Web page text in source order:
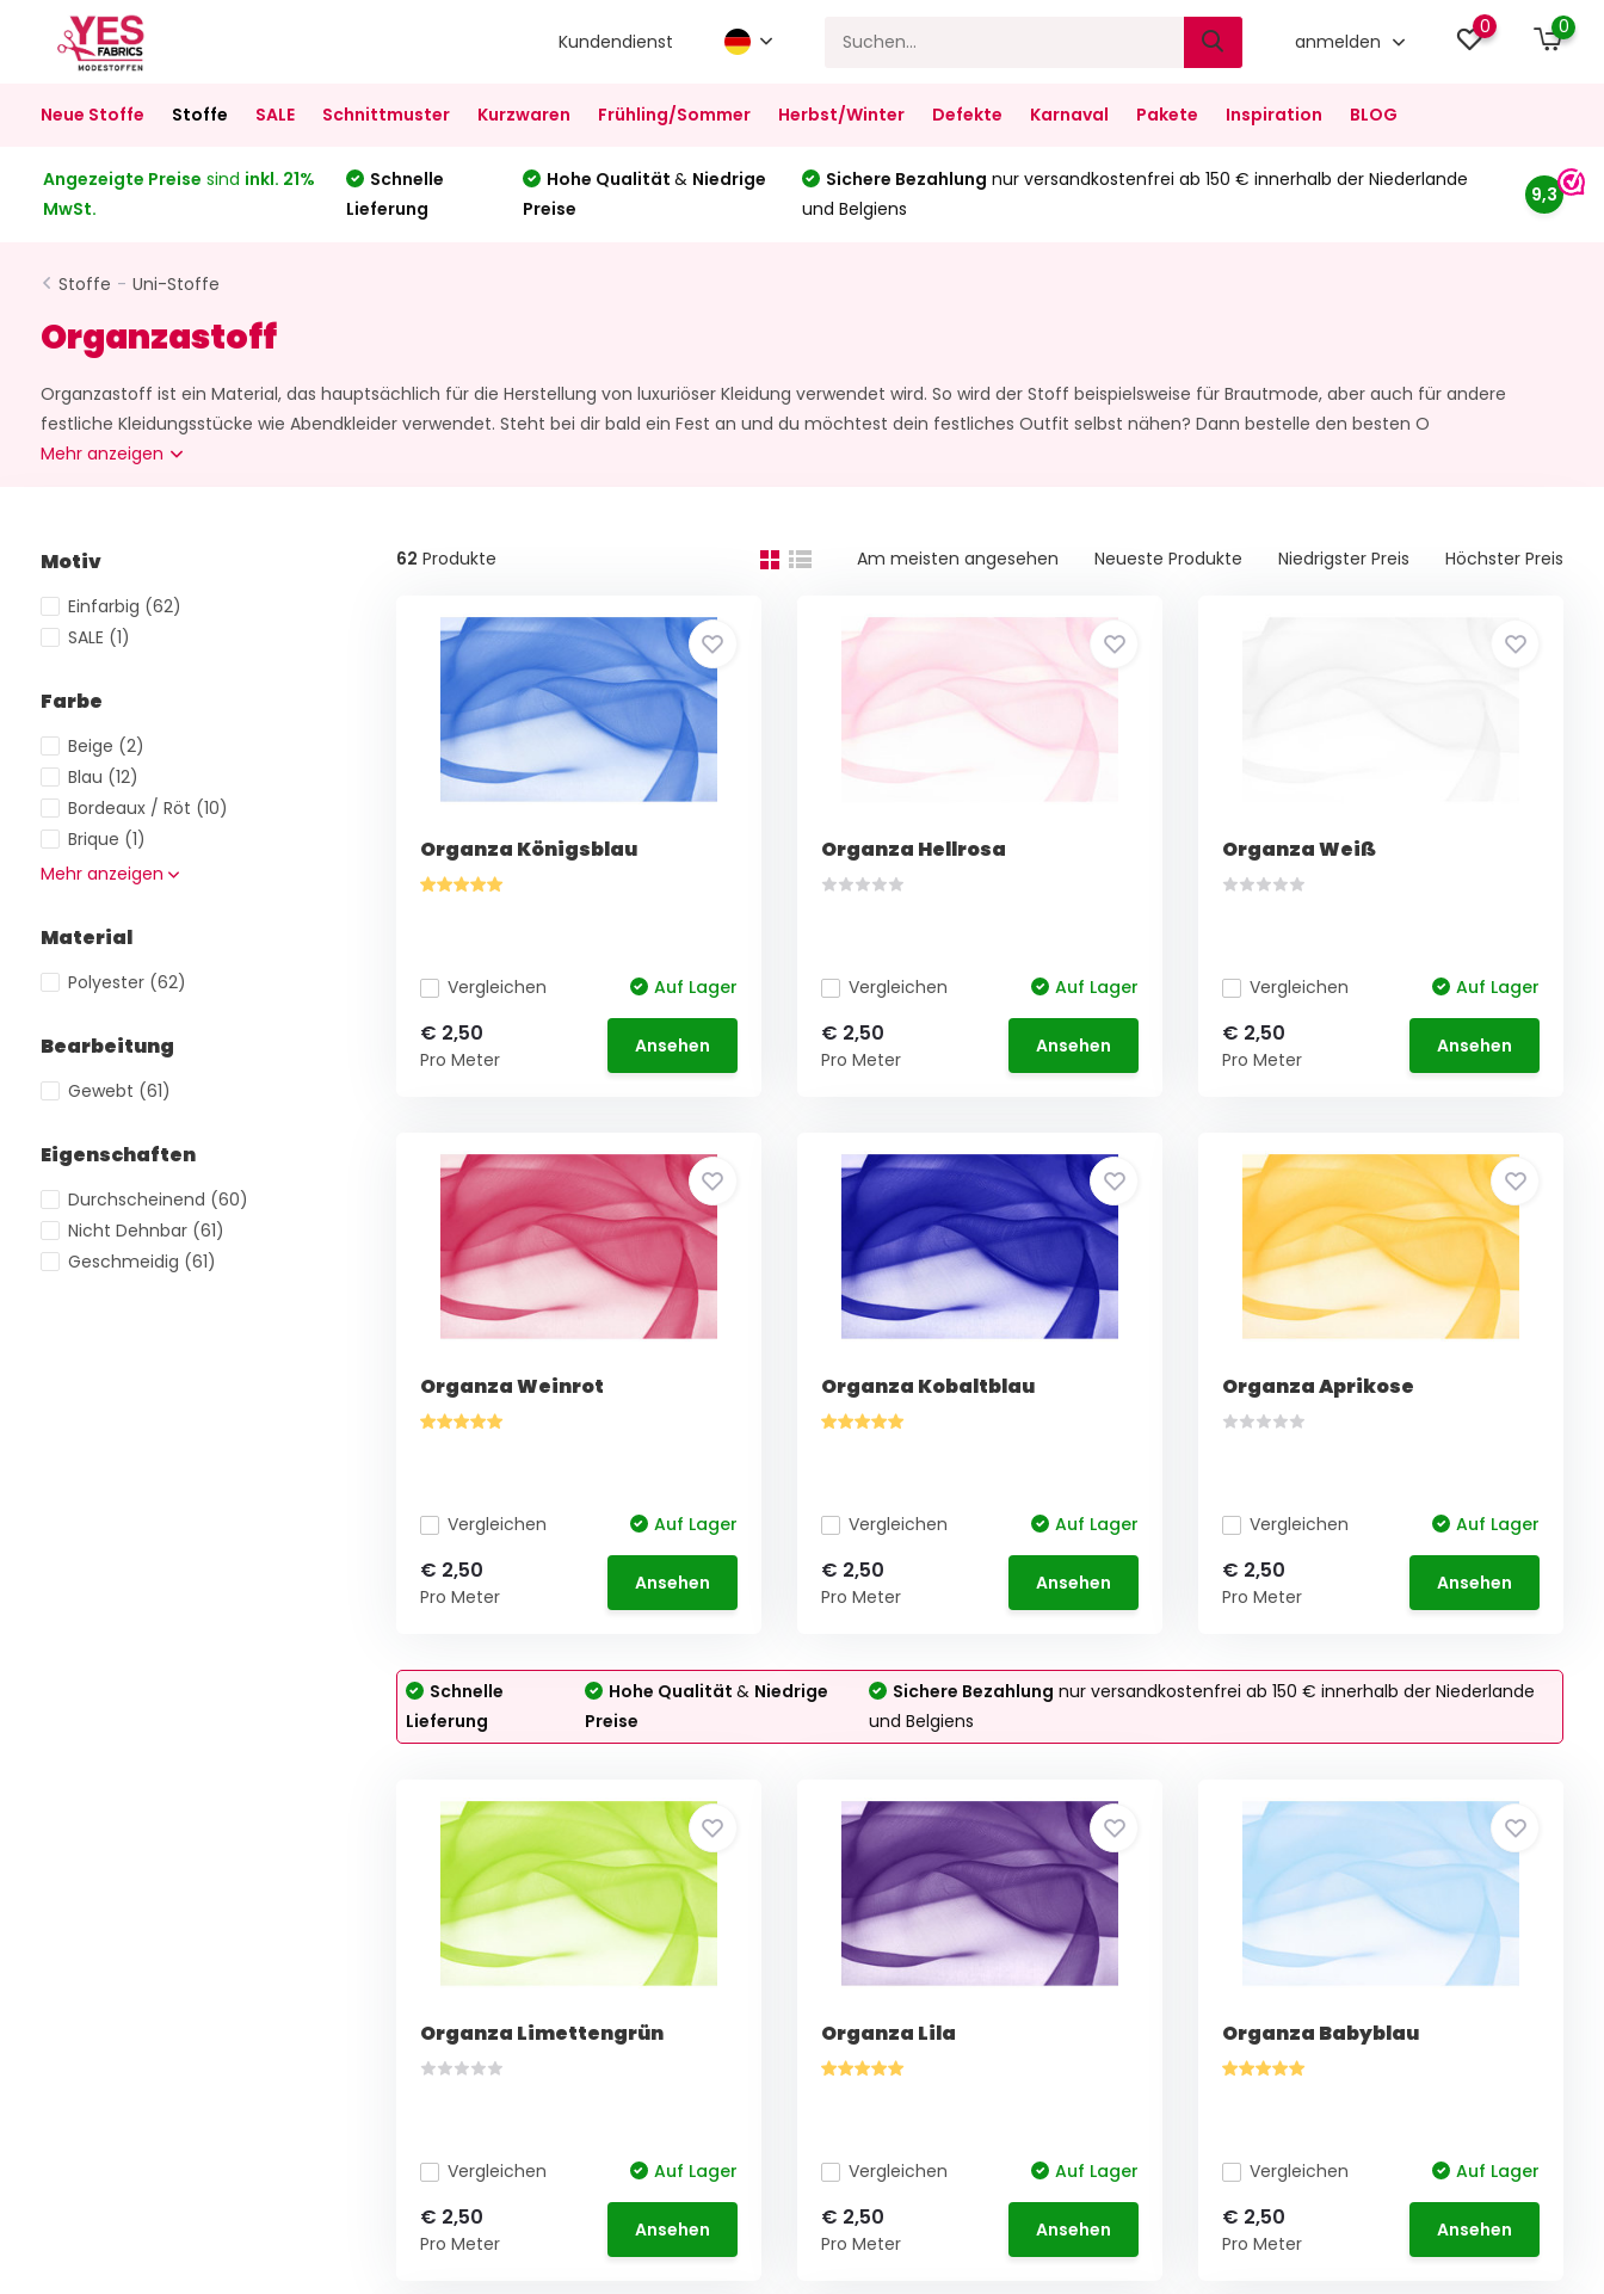
Kundendienst anmelden
0 0
Neue Stoffe Stoffe SALE Schnittmuster Kurzwaren Frühling/Sommer Herbst/Winter Defekte Karnaval Pakete Inspiration BLOG
Angezeigte Preise sind inkl. 21%
MwSt.
Schnelle
Lieferung
Hohe Qualität& Niedrige
Preise
Sichere Bezahlung nur versandkostenfrei ab 150 € innerhalb der Niederlande
und Belgiens
9,3
Stoffe - Uni-Stoffe
Organzastoff
Organzastoff ist ein Material, das hauptsächlich für die Herstellung von luxuriöser Kleidung verwendet wird. So wird der Stoff beispielsweise für Brautmode, aber auch für andere
festliche Kleidungsstücke wie Abendkleider verwendet. Steht bei dir bald ein Fest an und du möchtest dein festliches Outfit selbst nähen? Dann bestelle den besten O
Mehr anzeigen
Motiv
Einfarbig (62)
SALE (1)
Farbe
Beige (2)
Blau (12)
Bordeaux / Röt (10)
Brique (1)
Mehr anzeigen
Material
Polyester (62)
Bearbeitung
Gewebt (61)
Eigenschaften
Durchscheinend (60)
Nicht Dehnbar (61)
Geschmeidig (61)
62 Produkte Am meisten angesehen Neueste Produkte Niedrigster Preis Höchster Preis
Organza Königsblau
Vergleichen Auf Lager
€ 2,50
Pro Meter
Ansehen
Organza Hellrosa
Vergleichen Auf Lager
€ 2,50
Pro Meter
Ansehen
Organza Weiß
Vergleichen Auf Lager
€ 2,50
Pro Meter
Ansehen
Organza Weinrot
Vergleichen Auf Lager
€ 2,50
Pro Meter
Ansehen
Organza Kobaltblau
Vergleichen Auf Lager
€ 2,50
Pro Meter
Ansehen
Organza Aprikose
Vergleichen Auf Lager
€ 2,50
Pro Meter
Ansehen
Schnelle
Lieferung
Hohe Qualität& Niedrige
Preise
Sichere Bezahlung nur versandkostenfrei ab 150 € innerhalb der Niederlande
und Belgiens
Organza Limettengrün
Vergleichen Auf Lager
€ 2,50
Pro Meter
Ansehen
Organza Lila
Vergleichen Auf Lager
€ 2,50
Pro Meter
Ansehen
Organza Babyblau
Vergleichen Auf Lager
€ 2,50
Pro Meter
Ansehen